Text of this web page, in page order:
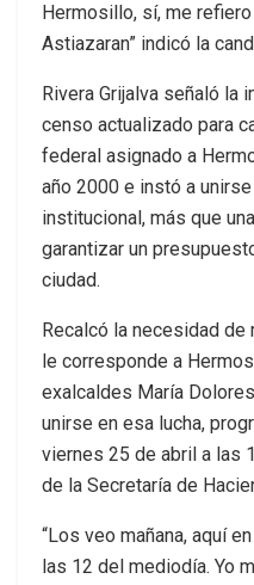
Hermosillo, sí, me
Astiazaran” indicó la
Rivera Grijalva señaló la
censo actualizado para
federal asignado a
año 2000 e instó a
institucional, más que
garantizar un
ciudad.
Recalcó la necesidad de
le corresponde a
exalcaldes María
unirse en esa lucha,
viernes 25 de abril a las
de la Secretaría de
“Los veo mañana, aquí
las 12 del mediodía. Yo